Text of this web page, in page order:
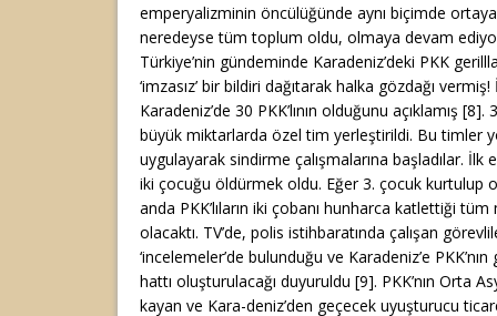
emperyalizminin öncülüğünde aynı biçimde ortaya
neredeyse tüm toplum oldu, olmaya devam
Türkiye’nin gündeminde Karadeniz’deki PKK
‘imzasız’ bir bildiri dağıtarak halka gözdağı
Karadeniz’de 30 PKK’lının olduğunu açıklamış
büyük miktarlarda özel tim yerleştirildi. Bu timler
uygulayarak sindirme çalışmalarına başladılar. İlk
iki çocuğu öldürmek oldu. Eğer 3. çocuk kurtulup
anda PKK’lıların iki çobanı hunharca katlettiği
olacaktı. TV’de, polis istihbaratında çalışan
‘incelemeler’de bulunduğu ve Karadeniz’e
hattı oluşturulacağı duyuruldu [9]. PKK’nın Orta
kayan ve Kara-deniz’den geçecek uyuşturucu